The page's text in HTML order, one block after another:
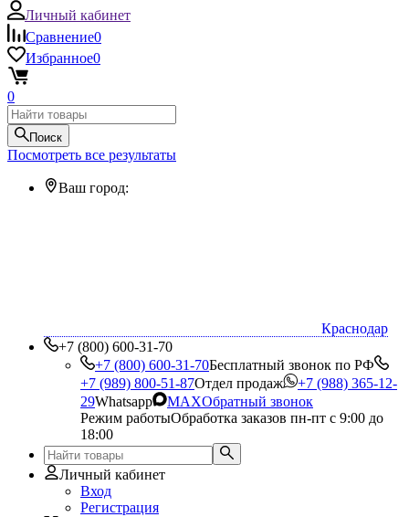
Личный кабинет
Сравнение0
Избранное0
0
Поиск
Посмотреть все результаты
Ваш город:
Краснодар
+7 (800) 600-31-70
+7 (800) 600-31-70Бесплатный звонок по РФ
+7 (989) 800-51-87Отдел продаж
+7 (988) 365-12-
29Whatsapp MAXОбратный звонок
Режим работыОбработка заказов пн-пт с 9:00 до
18:00
Личный кабинет
Вход
Регистрация